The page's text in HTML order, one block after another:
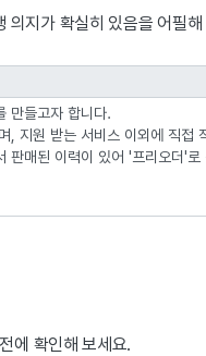
의지가 확실히 있음을 어필
만들고자 합니다.
, 지원 받는 서비스 이외에 직접
매된 이력이 있어 '프리오더'
에 확인해 보세요.